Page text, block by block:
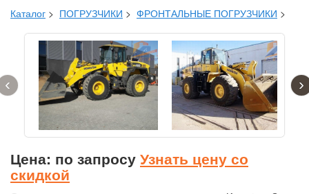
Каталог > ПОГРУЗЧИКИ > ФРОНТАЛЬНЫЕ ПОГРУЗЧИКИ >
‹ ›
Цена: по запросу Узнать цену со
скидкой